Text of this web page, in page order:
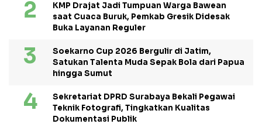
KMP Drajat Jadi Tumpuan Warga Bawean
saat Cuaca Buruk, Pemkab Gresik Didesak
Buka Layanan Reguler
Soekarno Cup 2026 Bergulir di Jatim,
Satukan Talenta Muda Sepak Bola dari Papua
hingga Sumut
Sekretariat DPRD Surabaya Bekali Pegawai
Teknik Fotografi, Tingkatkan Kualitas
Dokumentasi Publik